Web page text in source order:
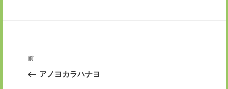
投
ナ
前
の
前
アノヨカラハナヨ